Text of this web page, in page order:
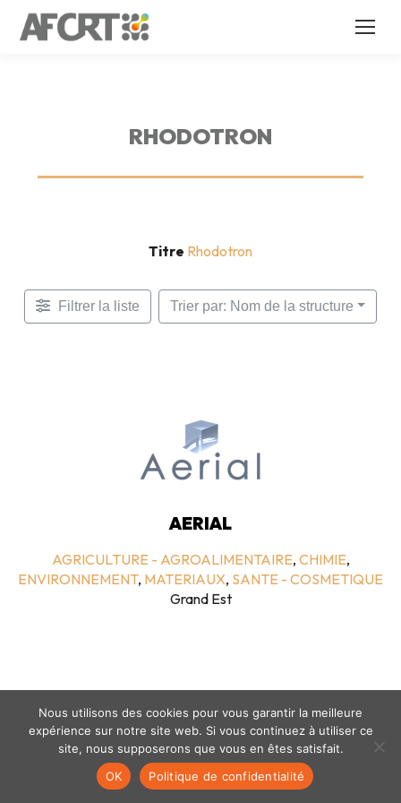
RHODOTRON
Titre Rhodotron
Filtrer la liste Trier par: Nom de la structure
AERIAL
AGRICULTURE - AGROALIMENTAIRE, CHIMIE,
ENVIRONNEMENT, MATERIAUX, SANTE - COSMETIQUE
Grand Est
Mentions légales - politique de confidentialité
Nous utilisons des cookies pour vous garantir la meilleure
expérience sur notre site web. Si vous continuez à utiliser ce
site, nous supposerons que vous en êtes satisfait.
OK
Politique de confidentialité